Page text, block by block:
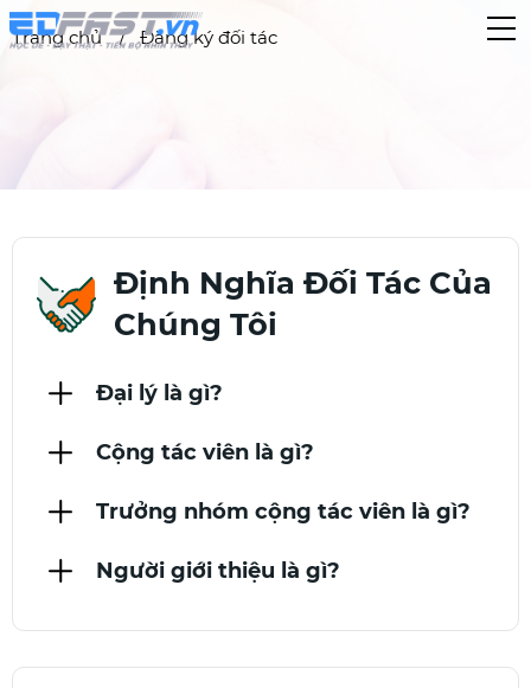
Trang chủ Đăng ký đối tác
Định Nghĩa Đối Tác Của
Chúng Tôi
Đại lý là gì?
Cộng tác viên là gì?
Trưởng nhóm cộng tác viên là gì?
Người giới thiệu là gì?